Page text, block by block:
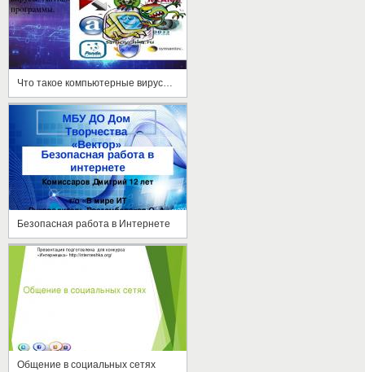
Безопасная работа в Интернете
Общение в социальных сетях